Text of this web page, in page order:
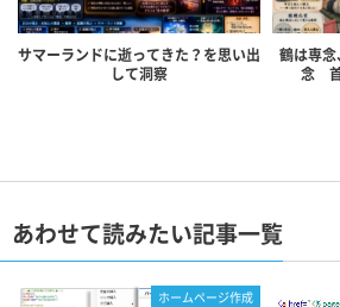
サマーランドに逝ってきた？を思い出
して洞察
鶴は専
念 首
あわせて読みたい記事一覧
ホームページ作成